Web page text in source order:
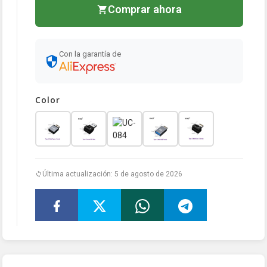
Comprar ahora
Con la garantía de
Color
Última actualización: 5 de agosto de 2026